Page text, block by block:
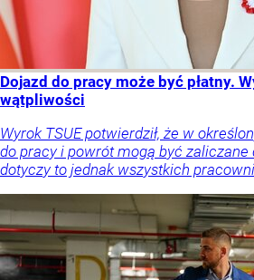
Dojazd do pracy może być płatny.
wątpliwości
Wyrok TSUE potwierdził, że w
do pracy i powrót mogą być zaliczane
dotyczy to jednak wszystkich